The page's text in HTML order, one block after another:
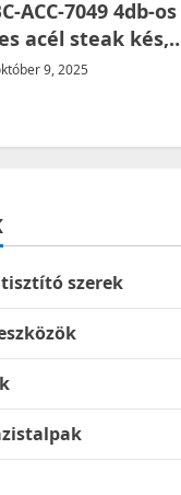
ACC-7049 4db-
acél steak
9, 2025
szerek